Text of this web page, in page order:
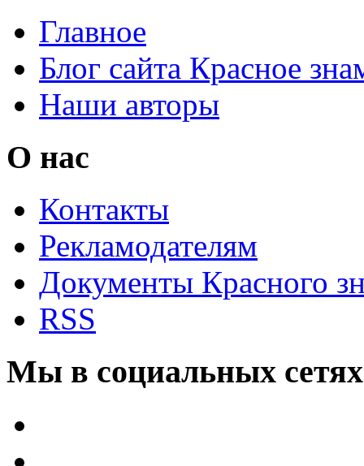
Главное
Блог сайта Красное
Наши авторы
О нас
Контакты
Рекламодателям
Документы Красного
RSS
Мы в социальных сетях